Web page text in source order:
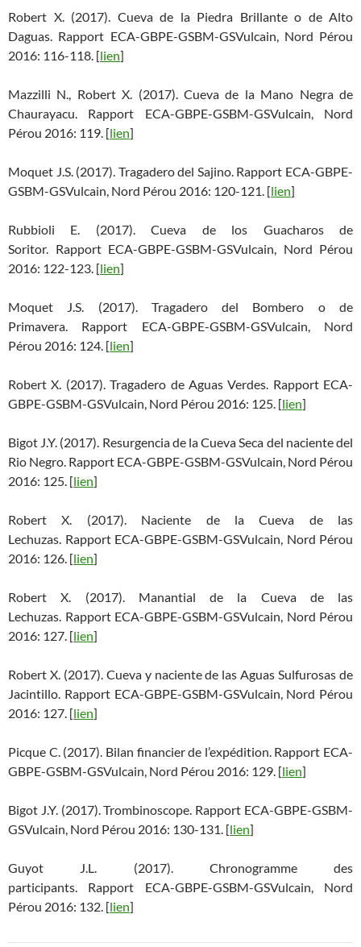
Robert X. (2017). Cueva de la Piedra Brillante o de Alto
Daguas. Rapport ECA-GBPE-GSBM-GSVulcain, Nord Pérou
2016: 116-118. [lien]
Mazzilli N., Robert X. (2017). Cueva de la Mano Negra de
Chaurayacu. Rapport ECA-GBPE-GSBM-GSVulcain, Nord
Pérou 2016: 119. [lien]
Moquet J.S. (2017). Tragadero del Sajino. Rapport ECA-GBPE-
GSBM-GSVulcain, Nord Pérou 2016: 120-121. [lien]
Rubbioli E. (2017). Cueva de los Guacharos de
Soritor. Rapport ECA-GBPE-GSBM-GSVulcain, Nord Pérou
2016: 122-123. [lien]
Moquet J.S. (2017). Tragadero del Bombero o de
Primavera. Rapport ECA-GBPE-GSBM-GSVulcain, Nord
Pérou 2016: 124. [lien]
Robert X. (2017). Tragadero de Aguas Verdes. Rapport ECA-
GBPE-GSBM-GSVulcain, Nord Pérou 2016: 125. [lien]
Bigot J.Y. (2017). Resurgencia de la Cueva Seca del naciente del
Rio Negro. Rapport ECA-GBPE-GSBM-GSVulcain, Nord Pérou
2016: 125. [lien]
Robert X. (2017). Naciente de la Cueva de las
Lechuzas. Rapport ECA-GBPE-GSBM-GSVulcain, Nord Pérou
2016: 126. [lien]
Robert X. (2017). Manantial de la Cueva de las
Lechuzas. Rapport ECA-GBPE-GSBM-GSVulcain, Nord Pérou
2016: 127. [lien]
Robert X. (2017). Cueva y naciente de las Aguas Sulfurosas de
Jacintillo. Rapport ECA-GBPE-GSBM-GSVulcain, Nord Pérou
2016: 127. [lien]
Picque C. (2017). Bilan financier de l’expédition. Rapport ECA-
GBPE-GSBM-GSVulcain, Nord Pérou 2016: 129. [lien]
Bigot J.Y. (2017). Trombinoscope. Rapport ECA-GBPE-GSBM-
GSVulcain, Nord Pérou 2016: 130-131. [lien]
Guyot J.L. (2017). Chronogramme des
participants. Rapport ECA-GBPE-GSBM-GSVulcain, Nord
Pérou 2016: 132. [lien]